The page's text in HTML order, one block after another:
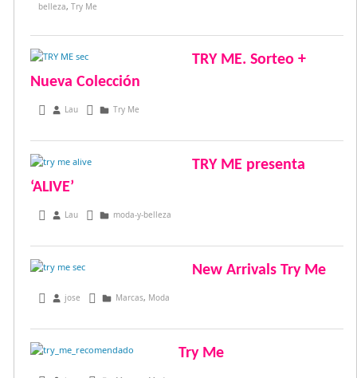
belleza, Try Me
TRY ME. Sorteo +
Nueva Colección
octubre 8, 2013
Lau Try Me
TRY ME presenta
‘ALIVE’
mayo 8, 2013
Lau moda-y-belleza
New Arrivals Try Me
marzo 13, 2013
jose Marcas, Moda
Try Me